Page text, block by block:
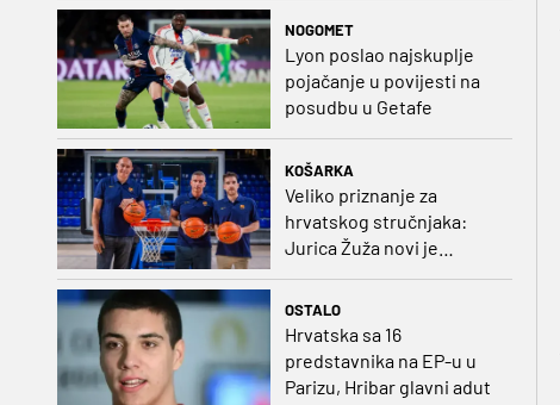
NOGOMET
Lyon poslao najskuplje
pojačanje u povijesti na
posudbu u Getafe
KOŠARKA
Veliko priznanje za
hrvatskog stručnjaka:
Jurica Žuža novi je
OSTALO
Hrvatska sa 16
predstavnika na EP-u u
Parizu, Hribar glavni adut